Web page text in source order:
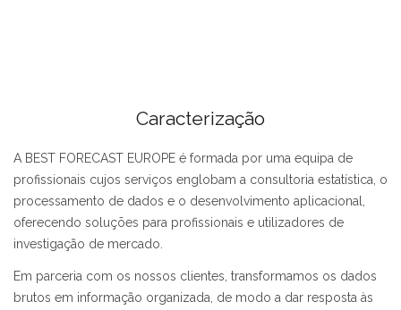
Caracterização
A BEST FORECAST EUROPE é formada por uma equipa de
profissionais cujos serviços englobam a consultoria estatística, o
processamento de dados e o desenvolvimento aplicacional,
oferecendo soluções para profissionais e utilizadores de
investigação de mercado.
Em parceria com os nossos clientes, transformamos os dados
brutos em informação organizada, de modo a dar resposta às